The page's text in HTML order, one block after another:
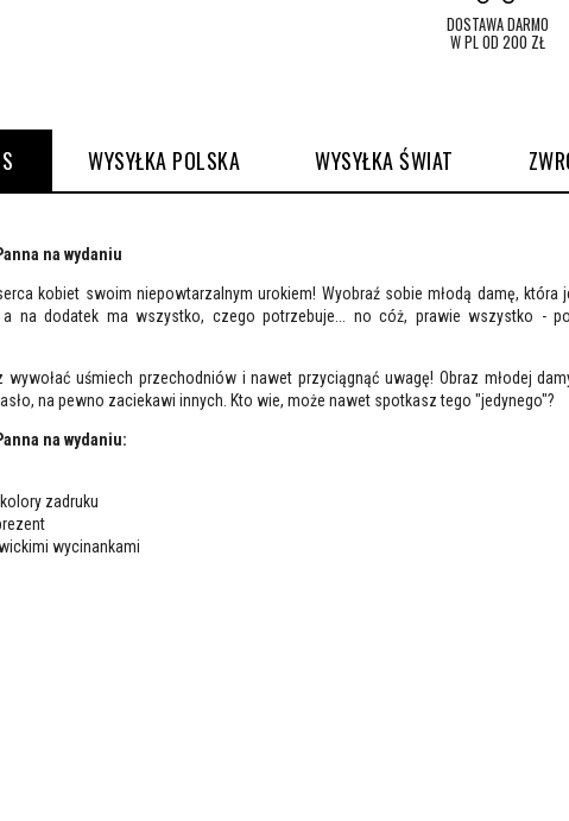
DOSTAWA DARMO
W PL OD 200 ZŁ
WYSYŁKA POLSKA WYSYŁKA ŚWIAT
na wydaniu
kobiet swoim niepowtarzalnym urokiem! Wyobraź sobie młodą damę, która
na dodatek ma wszystko, czego potrzebuje... no cóż, prawie wszystko -
uśmiech przechodniów i nawet przyciągnąć uwagę! Obraz młodej
na pewno zaciekawi innych. Kto wie, może nawet spotkasz tego "jedynego"?
na wydaniu:
zadruku
wycinankami